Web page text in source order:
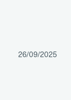
26/09/2025